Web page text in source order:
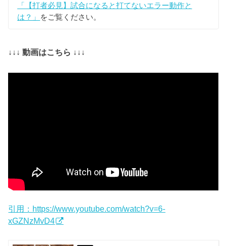
「【打者必見】試合になると打てないエラー動作と
は？」
をご覧ください。
↓↓↓ 動画はこちら ↓↓↓
引用：https://www.youtube.com/watch?v=6-
xGZNzMvD4